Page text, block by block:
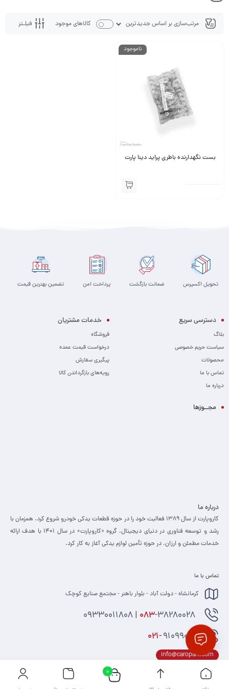
فیلـتر کالاهای موجود
ناموجود
بست نگهدارنده باطری پراید دینا پارت
0
تحویل اکسپرس ضمانت بازگشت پرداخت امن تضمین بهترین قیمت
دسترسی سریع
بلاگ
سیاست حریم خصوصی
محصولات
تماس با ما
درباره ما
خدمات مشتریان
فروشگاه
درخواست قیمت عمده
پیگیری سفارش
رویه‌های بازگرداندن کالا
مجــوزها
درباره ما
کاروپارت از سال ۱۳۸۹ فعالیت خود را در حوزه قطعات یدکی خودرو شروع کرد. همزمان با
رشد و توسعه فناوری در دنیای دیجیتال، گروه «کاروپارت» در سال ۱۴۰۱ با هدف ارائه
خدمات مطمئن و ارزان، ­در حوزه تأمین لوازم یدکی آغاز به کار کرد.
تماس با ما
کرمانشاه - دولت آباد - بلوار باهنر - مجتمع صنایع کوچک
-38280028 | 09330011808
021-91099074
info@caropart.com
کلیه حقوق مادی و معنوی برای کاروپارت محفوظ می باشد و هرگونه کپی برداری شامل پیگرد